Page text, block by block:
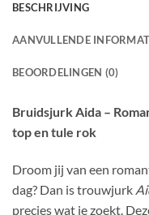
BESCHRIJVING
AANVULLENDE
BEOORDELINGEN (0)
Bruidsjurk Aida –
top en tule rok
Droom jij van een
dag? Dan is trouwjurk
precies wat je zoekt.